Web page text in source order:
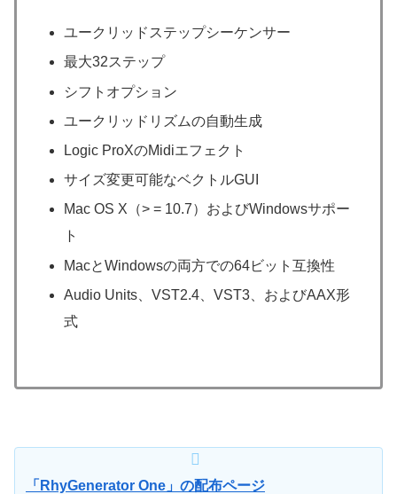
ユークリッドステップシーケンサー
最大32ステップ
シフトオプション
ユークリッドリズムの自動生成
Logic ProXのMidiエフェクト
サイズ変更可能なベクトルGUI
Mac OS X（> = 10.7）およびWindowsサポー
ト
MacとWindowsの両方での64ビット互換性
Audio Units、VST2.4、VST3、およびAAX形
式
「RhyGenerator One」の配布ページ